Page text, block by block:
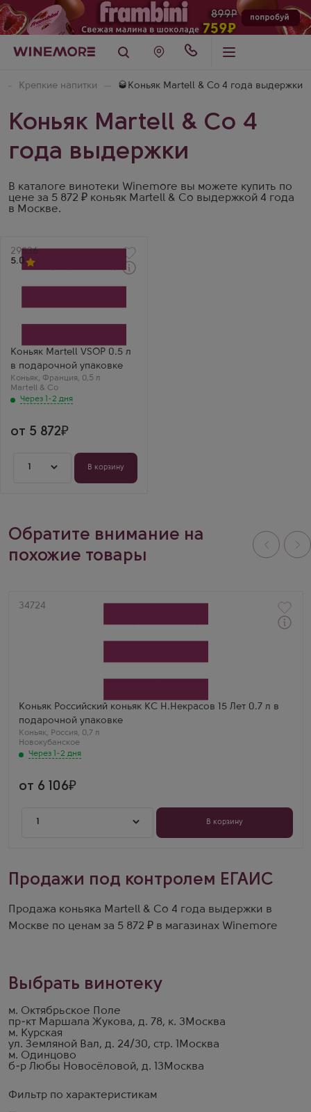
Крепкие напитки 🥃Коньяк Martell & Co 4 года выдержки
Коньяк Martell & Co 4
года выдержки
В каталоге винотеки Winemore вы можете купить по
цене за 5 872 ₽ коньяк Martell & Co выдержкой 4 года
в Москве.
Фильтр по характеристикам
Артикул
29536
5.0
Коньяк Martell VSOP 0.5 л
в подарочной упаковке
Коньяк, Франция, 0,5 л
Martell & Co
Через 1-2 дня
подарочной коробке
Коньяк
4 года
Максим Кузнецов
Мартель ВСОП в
коробке — это
ароматный коньяк,
от 5 872
1 В корзину
Обратите внимание на
похожие товары
Артикул
34724
Коньяк Российский коньяк КС Н.Некрасов 15 Лет 0.7 л в
подарочной упаковке
Коньяк, Россия, 0,7 л
Новокубанское
Через 1-2 дня
от 6 106
1 В корзину
Продажи под контролем ЕГАИС
Продажа коньяка Martell & Co 4 года выдержки в
Москве по ценам за 5 872 ₽ в магазинах Winemore
Выбрать винотеку
м. Октябрьское Поле
пр-кт Маршала Жукова, д. 78, к. 3 Москва
м. Курская
ул. Земляной Вал, д. 24/30, стр. 1
Москва
м. Одинцово
б-р Любы Новосёловой, д. 13 Москва